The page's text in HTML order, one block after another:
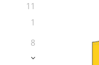
11
1
8